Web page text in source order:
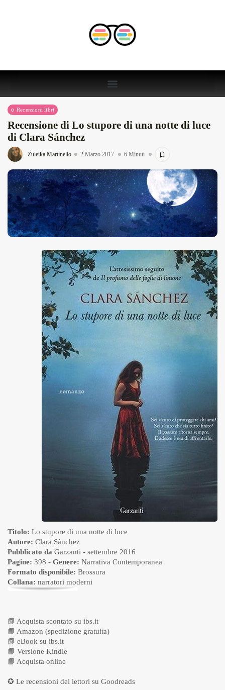
Recensioni libri
Recensione di Lo stupore di una notte di luce
di Clara Sánchez
Zuleika Martinello 2 Marzo 2017 6 Minuti
Titolo: Lo stupore di una notte di luce
Autore: Clara Sánchez
Pubblicato da Garzanti - settembre 2016
Pagine: 398 - Genere: Narrativa Contemporanea
Formato disponibile: Brossura
Collana: narratori moderni
📗 Acquista scontato su ibs.it
📙 Amazon (spedizione gratuita)
📗 eBook su ibs.it
📙 Versione Kindle
📙 Acquista online
✪ Le recensioni dei lettori su Goodreads